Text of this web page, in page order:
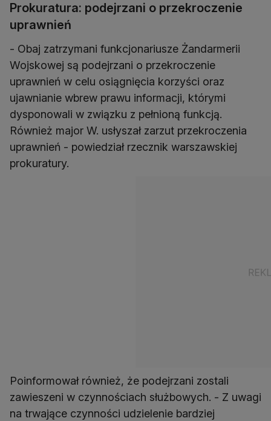
Prokuratura: podejrzani o przekroczenie
uprawnień
- Obaj zatrzymani funkcjonariusze Żandarmerii
Wojskowej są podejrzani o przekroczenie
uprawnień w celu osiągnięcia korzyści oraz
ujawnianie wbrew prawu informacji, którymi
dysponowali w związku z pełnioną funkcją.
Również major W. usłyszał zarzut przekroczenia
uprawnień - powiedział rzecznik warszawskiej
prokuratury.
Poinformował również, że podejrzani zostali
zawieszeni w czynnościach służbowych. - Z uwagi
na trwające czynności udzielenie bardziej